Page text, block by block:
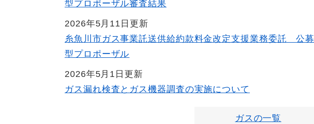
型プロポーザル審査結果
2026年5月11日更新
糸魚川市ガス事業託送供給約款料金改定支援業務委託 公募
型プロポーザル
2026年5月1日更新
ガス漏れ検査とガス機器調査の実施について
ガスの一覧